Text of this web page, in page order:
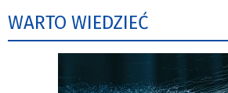
WARTO WIEDZIEĆ